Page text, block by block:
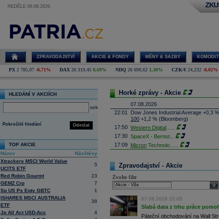
NEDĚLE 09.08.2026
ZPRAVODAJSTVÍ AKCIE & FONDY MĚNY & SAZBY
PX 2 785,07 -0,71% DAX 26 319,45 0,69% NDQ 26 690,62 1,30% CZK/€ 24,232 -0,02%
HLEDÁNÍ V AKCIÍCH
select
Odeslat
Pokročilé hledání
TOP AKCIE
Název
Návštěvy
Xtrackers MSCI World Value
UCITS ETF
5
Red Robin Gourmt
23
GEMZ Crp
7
Sp US Ps Eqty GBTC
1
ISHARES MSCI AUSTRALIA
ETF
38
Jp All Act USD-Acc
4
Horké zprávy - Akcie
07.08.2026
22:01
Dow Jones Industrial Average +0,3
100 +1,2 % (Bloomberg)
17:50 Western Digital
17:30 SpaceX - Bernst
17:09 Micron Technolo
16:26
Objem obchodů s akciemi na
obchodů za poslední rok je 0,665
16:23 Zvýšení výroby balistických střel
nějakou dobu potrvá. Agentuře
Armin Papperger. Společná výroba
doplnit arzenál Spojeným státům,
(ČTK)
16:07 Conocophillips
Zpravodajství - Akcie
Zvolte filtr
07.08.2026 22:05
Slabá data z trhu práce
Páteční obchodování na Wall